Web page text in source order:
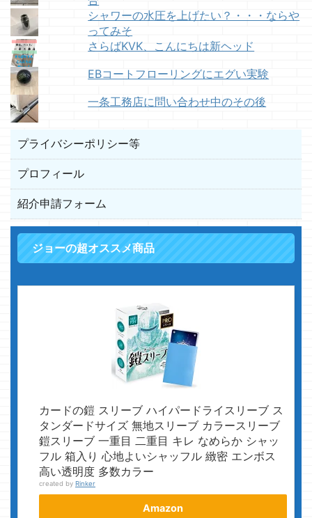
シャワーの水圧を上げたい？・・・ならや
ってみそ
さらばKVK、こんにちは新ヘッド
EBコートフローリングにエグい実験
一条工務店に問い合わせ中のその後
プライバシーポリシー等
プロフィール
紹介申請フォーム
ジョーの超オススメ商品
カードの鎧 スリーブ ハイパードライスリーブ ス
タンダードサイズ 無地スリーブ カラースリーブ
鎧スリーブ 一重目 二重目 キレ なめらか シャッ
フル 箱入り 心地よいシャッフル 緻密 エンボス
高い透明度 多数カラー
created by Rinker
Amazon